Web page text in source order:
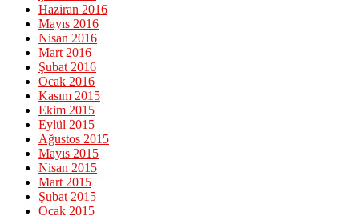
Haziran 2016
Mayıs 2016
Nisan 2016
Mart 2016
Şubat 2016
Ocak 2016
Kasım 2015
Ekim 2015
Eylül 2015
Ağustos 2015
Mayıs 2015
Nisan 2015
Mart 2015
Şubat 2015
Ocak 2015